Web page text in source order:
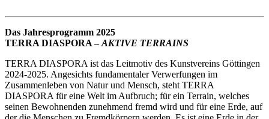
Das Jahresprogramm 2025
TERRA DIASPORA –AKTIVE TERRAINS
TERRA DIASPORA ist das Leitmotiv des Kunstvereins Göttingen
2024-2025. Angesichts fundamentaler Verwerfungen im
Zusammenleben von Natur und Mensch, steht TERRA
DIASPORA für eine Welt im Aufbruch; für ein Terrain, welches
seinen Bewohnenden zunehmend fremd wird und für eine Erde, auf